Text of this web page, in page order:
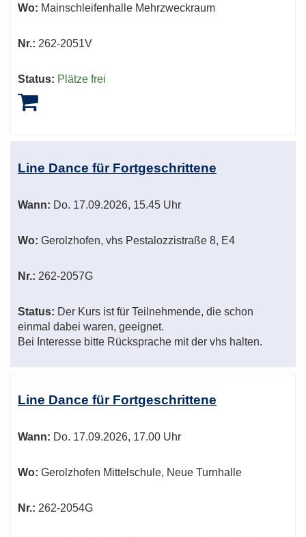
Wo: Mainschleifenhalle Mehrzweckraum
Nr.: 262-2051V
Status: Plätze frei
Line Dance für Fortgeschrittene
Wann: Do. 17.09.2026, 15.45 Uhr
Wo: Gerolzhofen, vhs Pestalozzistraße 8, E4
Nr.: 262-2057G
Status: Der Kurs ist für Teilnehmende, die schon
einmal dabei waren, geeignet.
Bei Interesse bitte Rücksprache mit der vhs halten.
Line Dance für Fortgeschrittene
Wann: Do. 17.09.2026, 17.00 Uhr
Wo: Gerolzhofen Mittelschule, Neue Turnhalle
Nr.: 262-2054G